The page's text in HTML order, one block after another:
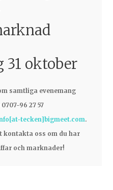
31 oktober
samtliga evenemang
96 27 57
tecken]bigmeet.com.
kontakta oss om du har
och marknader!